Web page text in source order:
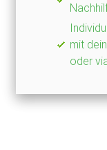
mit
oder